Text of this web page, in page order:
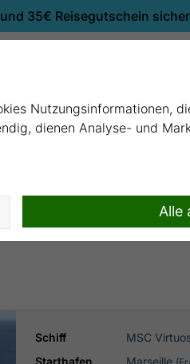
35€ Reisegutschein
Schiff
MSC
Starthafen
Marseille
Nutzungsinformationen,
dienen Analyse- und
Alle